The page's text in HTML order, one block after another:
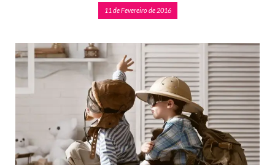
11 de Fevereiro de 2016